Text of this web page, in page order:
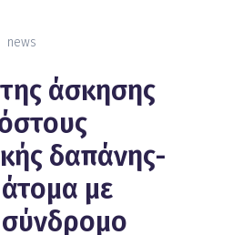
news
άσκησης
δαπάνης-
με